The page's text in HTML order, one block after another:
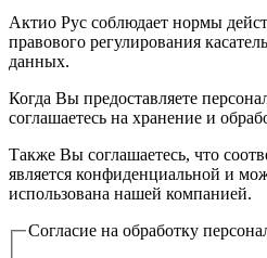
Актио Рус соблюдает нормы
правового регулирования
данных.
Когда Вы предоставляете
соглашаетесь на хранение и
Также Вы соглашаетесь, что
является конфиденциальной и
использована нашей компанией.
Согласие на обработку